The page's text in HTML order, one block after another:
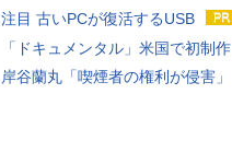
注目 古いPCが復活するUSB
「ドキュメンタル」米国で初制作
岸谷蘭丸「喫煙者の権利が侵害」